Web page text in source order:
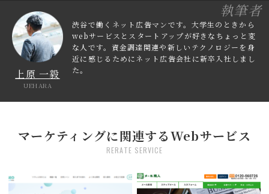
上原 一毅
UEHARA
渋谷で働くネット広告マンです。大学生のときから
webサービスとスタートアップが好きなちょっと変
な人です。資金調達関連や新しいテクノロジーを身
近に感じるためにネット広告会社に新卒入社しまし
た。
執筆者
マーケティングに関連するWebサービス
RERATE SERVICE